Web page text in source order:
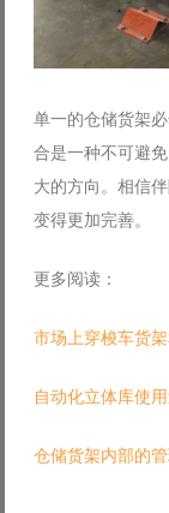
单一的仓储货架
合是一种不可避
大的方向。相信
变得更加完善。
更多阅读：
市场上穿梭车货
自动化立体库使
仓储货架内部的